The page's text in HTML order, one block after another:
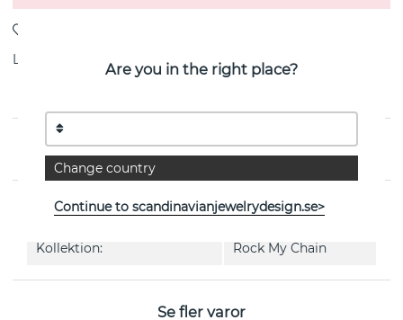
Leverans: lagervara 3-5 arbetsdagar
PRODUKTBESKRIVNING
EGENSKAPER
Kollektion: Rock My Chain
Se fler varor
Are you in the right place?
Change country
Continue to scandinavianjewelrydesign.se>